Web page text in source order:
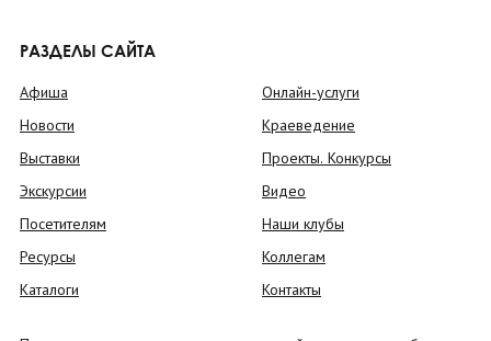
РАЗДЕЛЫ САЙТА
Афиша
Новости
Выставки
Экскурсии
Посетителям
Ресурсы
Каталоги
Онлайн-услуги
Краеведение
Проекты. Конкурсы
Видео
Наши клубы
Коллегам
Контакты